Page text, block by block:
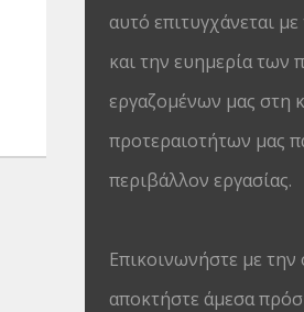
αυτό επιτυγχάνεται
και την ευημερία των
εργαζομένων μας στη
προτεραιοτήτων μας
περιβάλλον εργασίας.
Επικοινωνήστε με
αποκτήστε άμεσα